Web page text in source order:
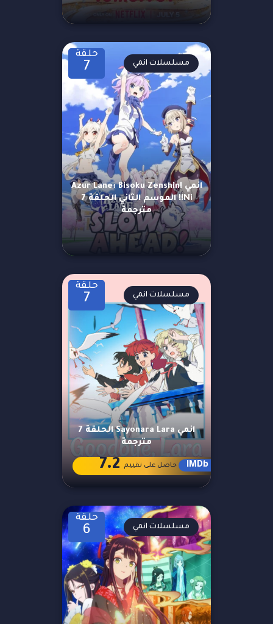
حلقة
7
انمي Azur Lane: Bisoku Zenshin!
Ni!! الموسم الثاني الحلقة 7
مترجمة
مسلسلات انمي
حلقة
7
انمي Sayonara Lara الحلقة 7
مترجمة
مسلسلات انمي
IMDb حاصل على تقييم 7.2
حلقة
6 مسلسلات انمي